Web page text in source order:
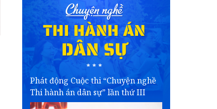
Phát động Cuộc thi “Chuyện nghề
Thi hành án dân sự” lần thứ III